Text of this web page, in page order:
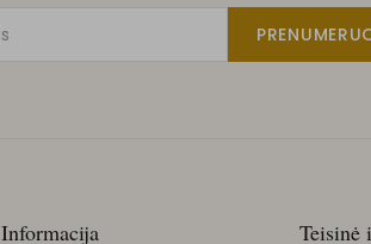
Informacija Teisinė